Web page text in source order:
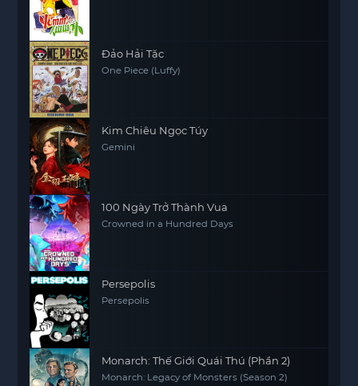
Đảo Hải Tặc
One Piece (Luffy)
Kim Chiêu Ngọc Túy
Gemini
100 Ngày Trở Thành Vua
Crowned in a Hundred Days
Persepolis
Persepolis
Monarch: Thế Giới Quái Thú (Phần 2)
Monarch: Legacy of Monsters (Season 2)